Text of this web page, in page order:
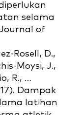
selama
of
Rosell, D.,
Moysi, J.,
R., …
Dampak
latihan